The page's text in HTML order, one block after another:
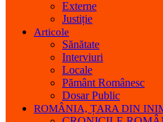
Externe
Justiție
Articole
Sănătate
Interviuri
Locale
Pământ Românesc
Dosar Public
ROMÂNIA, ȚARA DIN